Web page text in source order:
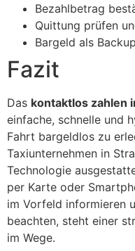
Bezahlbetrag
Quittung prüfen
Bargeld als
Fazit
Das kontaktlos zahlen
einfache, schnelle und
Fahrt bargeldlos zu
Taxiunternehmen in
Technologie
per Karte oder
im Vorfeld informieren
beachten, steht einer
im Wege.